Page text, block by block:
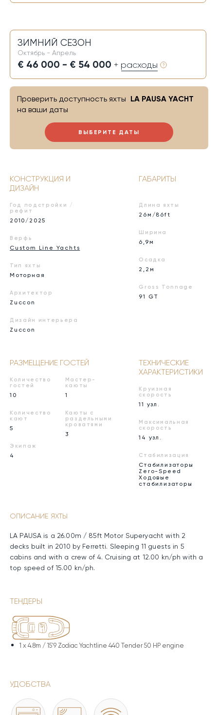
ЗИМНИЙ СЕЗОН
Октябрь - Апрель
€ 46 000 - € 54 000 + расходы
ВЫБЕРИТЕ ДАТЫ
Проверить доступность яхты LA PAUSA YACHT
на ваши даты
КОНСТРУКЦИЯ И
ДИЗАЙН
Год подстройки /
рефит
2010/2025
Верфь
Custom Line Yachts
Тип яхты
Моторная
Архитектор
Zuccon
Дизайн интерьера
Zuccon
ГАБАРИТЫ
Длина яхты
26м/86ft
Ширина
6,9м
Осадка
2,2м
Gross Tonnage
91 GT
РАЗМЕЩЕНИЕ ГОСТЕЙ
Количество
гостей
10
Количество
кают
5
Экипаж
4
Мастер-
каюты
1
Каюты с
раздельными
кроватями
3
ТЕХНИЧЕСКИЕ
ХАРАКТЕРИСТИКИ
Круизная
скорость
11 узл.
Максимальная
скорость
14 узл.
Стабилизация
Стабилизаторы
Zero-Speed
Ходовые
стабилизаторы
ОПИСАНИЕ ЯХТЫ
LA PAUSA is a 26.00m / 85ft Motor Superyacht with 2
decks built in 2010 by Ferretti. Sleeping 11 guests in 5
cabins and with a crew of 4. Cruising at 12.00 kn/ph with a
top speed of 15.00 kn/ph.
ТЕНДЕРЫ
1 x 4.8m / 15'9 Zodiac Yachtline 440 Tender 50 HP engine
УДОБСТВА